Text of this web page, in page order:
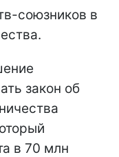
союзников в
закон об
в 70 млн